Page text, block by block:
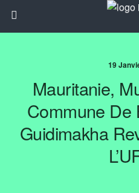
19
Mauritanie,
Commune De
Guidimakha